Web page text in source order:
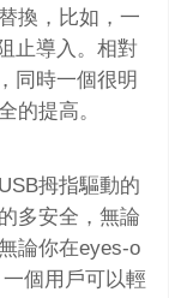
換，比如，一
止導入。相對
同時一個很明
的提高。
拇指驅動的
多安全，無論
論你在eyes-o
個用戶可以輕